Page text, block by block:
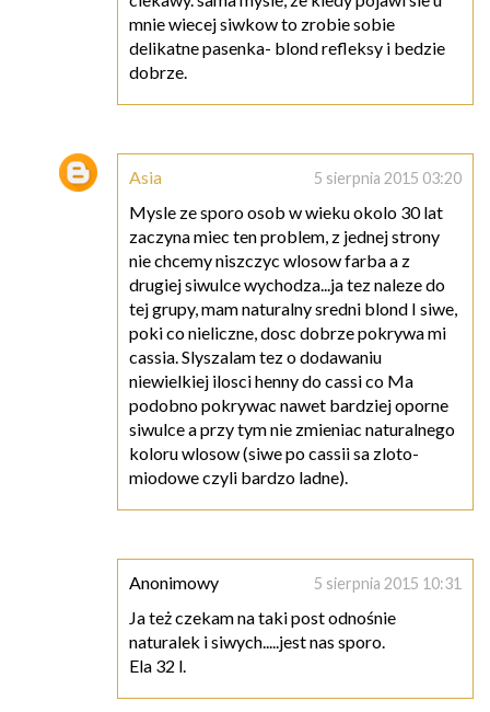
mnie wiecej siwkow to zrobie sobie
delikatne pasenka- blond refleksy i bedzie
dobrze.
Asia 5 sierpnia 2015 03:20
Mysle ze sporo osob w wieku okolo 30 lat
zaczyna miec ten problem, z jednej strony
nie chcemy niszczyc wlosow farba a z
drugiej siwulce wychodza...ja tez naleze do
tej grupy, mam naturalny sredni blond I siwe,
poki co nieliczne, dosc dobrze pokrywa mi
cassia. Slyszalam tez o dodawaniu
niewielkiej ilosci henny do cassi co Ma
podobno pokrywac nawet bardziej oporne
siwulce a przy tym nie zmieniac naturalnego
koloru wlosow (siwe po cassii sa zloto-
miodowe czyli bardzo ladne).
Anonimowy 5 sierpnia 2015 10:31
Ja też czekam na taki post odnośnie
naturalek i siwych.....jest nas sporo.
Ela 32 l.